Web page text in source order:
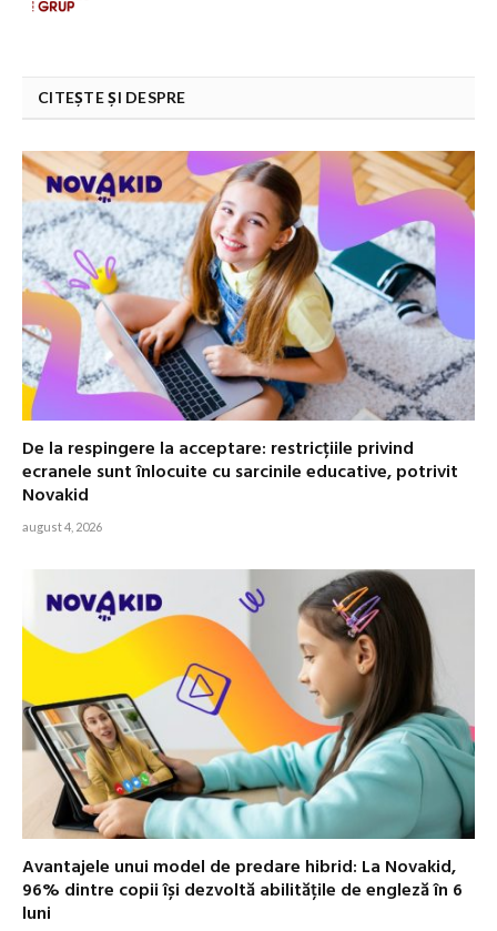
CITEȘTE ȘI DESPRE
De la respingere la acceptare: restricțiile privind
ecranele sunt înlocuite cu sarcinile educative, potrivit
Novakid
august 4, 2026
Avantajele unui model de predare hibrid: La Novakid,
96% dintre copii își dezvoltă abilitățile de engleză în 6
luni